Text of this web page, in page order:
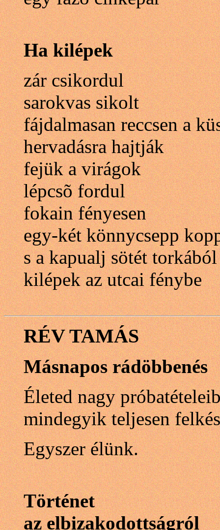
Ha kilépek
zár csikordul
sarokvas sikolt
fájdalmasan reccsen a
hervadásra hajtják
fejük a virágok
lépcsõ fordul
fokain fényesen
egy-két könnycsepp
s a kapualj sötét torkából
kilépek az utcai fénybe
RÉV TAMÁS
Másnapos rádöbbenés
Életed nagy
mindegyik teljesen
Egyszer élünk.
Történet
az elbizakodottságról